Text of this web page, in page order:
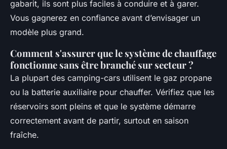
gabarit, ils sont plus faciles à conduire et à garer.
Vous gagnerez en confiance avant d’envisager un
modèle plus grand.
Comment s'assurer que le système de chauffage
fonctionne sans être branché sur secteur ?
La plupart des camping-cars utilisent le gaz propane
ou la batterie auxiliaire pour chauffer. Vérifiez que les
réservoirs sont pleins et que le système démarre
correctement avant de partir, surtout en saison
fraîche.